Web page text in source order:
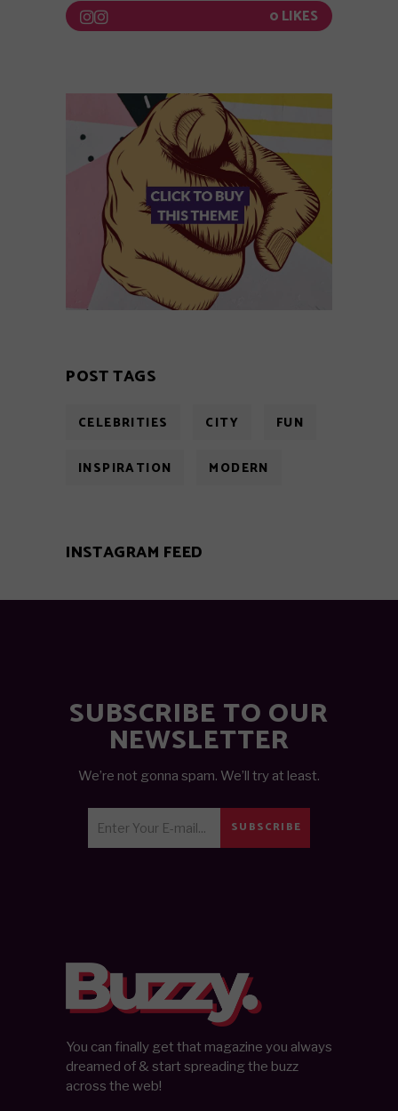
0
POST TAGS
CELEBRITIES CITY FUN
INSPIRATION MODERN
INSTAGRAM FEED
SUBSCRIBE TO OUR
NEWSLETTER
We’re not gonna spam. We’ll try at least.
SUBSCRIBE
You can finally get that magazine you always
dreamed of & start spreading the buzz
across the web!